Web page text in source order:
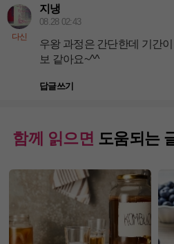
다신
지냉
08.28 02:43
우왕 과정은 간단한데 기간
보 같아요~^^
답글쓰기
함께 읽으면 도움되는